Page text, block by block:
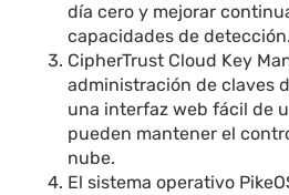
día cero y mejorar
capacidades de detección.
CipherTrust Cloud Key
administración de claves
una interfaz web fácil de
pueden mantener el
nube.
El sistema operativo